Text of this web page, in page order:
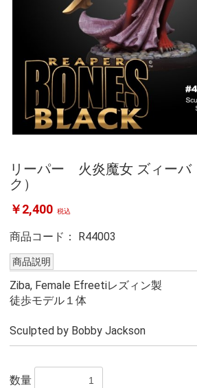
リーパー 火炎魔女 ズィーバ
ク）
￥2,400 税込
商品コード： R44003
商品説明
Ziba, Female Efreetiレズィン製
徒歩モデル１体
Sculpted by Bobby Jackson
数量